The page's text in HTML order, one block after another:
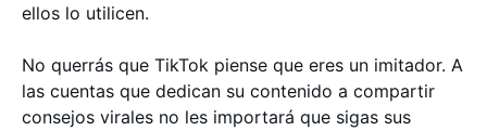
ellos lo utilicen.
No querrás que TikTok piense que eres un imitador. A
las cuentas que dedican su contenido a compartir
consejos virales no les importará que sigas sus